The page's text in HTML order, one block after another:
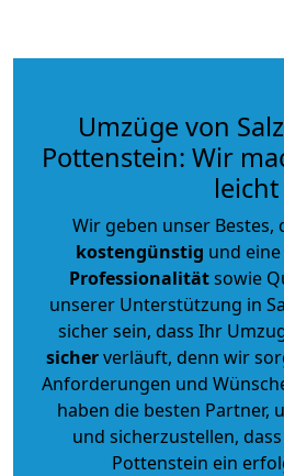
Umzüge von
Pottenstein: Wir
leicht
Wir geben unser Bestes,
kostengünstig und eine
Professionalitätsowie
unserer Unterstützung in
sicher sein, dass Ihr
sicherverläuft, denn wir
Anforderungen und
haben die besten Partner,
und sicherzustellen,
Pottenstein ein